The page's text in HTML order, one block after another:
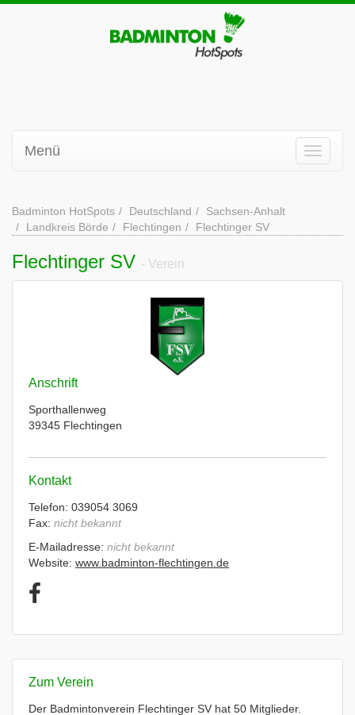
Menü
Badminton HotSpots Deutschland
Sachsen-Anhalt
Landkreis Börde
Flechtingen Flechtinger SV
Flechtinger SV - Verein
Anschrift
Sporthallenweg
39345 Flechtingen
Kontakt
Telefon: 039054 3069
Fax: nicht bekannt
E-Mailadresse: nicht bekannt
Website: www.badminton-flechtingen.de
Zum Verein
Der Badmintonverein Flechtinger SV hat 50 Mitglieder.